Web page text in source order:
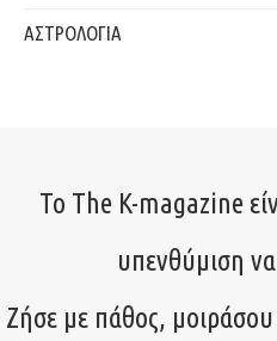
ΑΣΤΡΟΛΟΓΙΑ
Το The K-magazine
υπενθύμιση
Ζήσε με πάθος,